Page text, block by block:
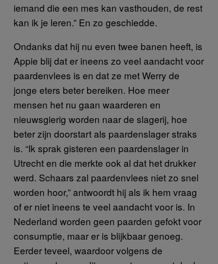
iemand die een mes kan vasthouden, de rest
kan ik je leren.” En zo geschiedde.
Ondanks dat hij nu even twee banen heeft, is
Appie blij dat er ineens zo veel aandacht voor
paardenvlees is en dat ze met Werry de
jonge eters beter bereiken. Hoe meer
mensen het nu gaan waarderen en
nieuwsgierig worden naar de slagerij, hoe
beter zijn doorstart als paardenslager straks
is. “Ik sprak gisteren een paardenslager in
Utrecht en die merkte ook al dat het drukker
werd. Schaars zal paardenvlees niet zo snel
worden hoor,” antwoordt hij als ik hem vraag
of er niet ineens te veel aandacht voor is. In
Nederland worden geen paarden gefokt voor
consumptie, maar er is blijkbaar genoeg.
Eerder teveel, waardoor volgens de